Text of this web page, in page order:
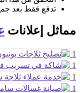
تدفع فقط بعد جمع
مماثل إعلانات
1
1
1
1